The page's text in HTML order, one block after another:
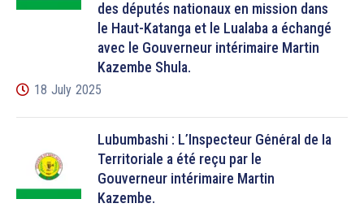
des députés nationaux en mission dans
le Haut-Katanga et le Lualaba a échangé
avec le Gouverneur intérimaire Martin
Kazembe Shula.
18 July 2025
Lubumbashi : L’Inspecteur Général de la
Territoriale a été reçu par le
Gouverneur intérimaire Martin
Kazembe.